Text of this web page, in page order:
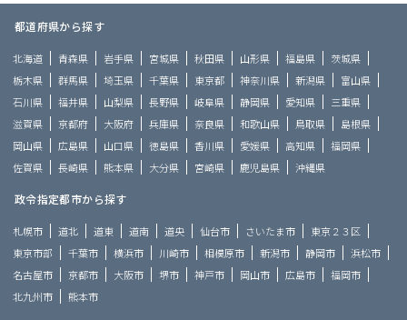
都道府県から探す
北海道 青森県 岩手県 宮城県 秋田県 山形県 福島県
茨城県
栃木県
群馬県 埼玉県 千葉県 東京都 神奈川県 新潟県
富山県
石川県
福井県 山梨県 長野県 岐阜県 静岡県 愛知県
三重県
滋賀県
京都府 大阪府 兵庫県 奈良県 和歌山県 鳥取県
島根県
岡山県
広島県 山口県 徳島県 香川県 愛媛県 高知県
福岡県
佐賀県
長崎県 熊本県 大分県 宮崎県 鹿児島県 沖縄県
政令指定都市から探す
札幌市 道北 道東 道南 道央 仙台市 さいたま市
東京２３区
東京市部
千葉市 横浜市 川崎市 相模原市 新潟市 静岡市
浜松市
名古屋市
京都市 大阪市 堺市 神戸市 岡山市 広島市
福岡市
北九州市
熊本市